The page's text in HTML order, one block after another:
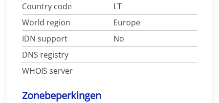
Country code
LT
World region
Europe
IDN support
No
DNS registry
WHOIS server
Zonebeperkingen